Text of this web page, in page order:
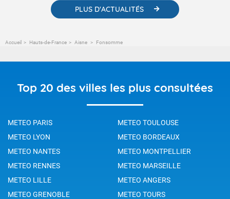
PLUS D'ACTUALITÉS
Accueil Hauts-de-France Aisne Fonsomme
Top 20 des villes les plus consultées
METEO PARIS
METEO TOULOUSE
METEO LYON
METEO BORDEAUX
METEO NANTES
METEO MONTPELLIER
METEO RENNES
METEO MARSEILLE
METEO LILLE
METEO ANGERS
METEO GRENOBLE
METEO TOURS